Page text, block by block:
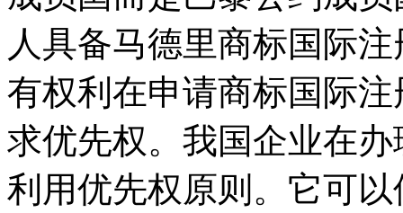
人具备马德里商标国际
有权利在申请商标国际
求优先权。我国企业在
利用优先权原则。它可